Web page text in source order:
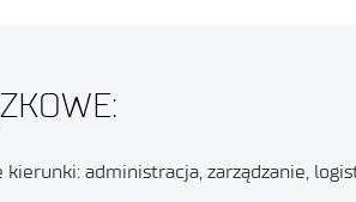
kierunki: administracja, zarządzanie,